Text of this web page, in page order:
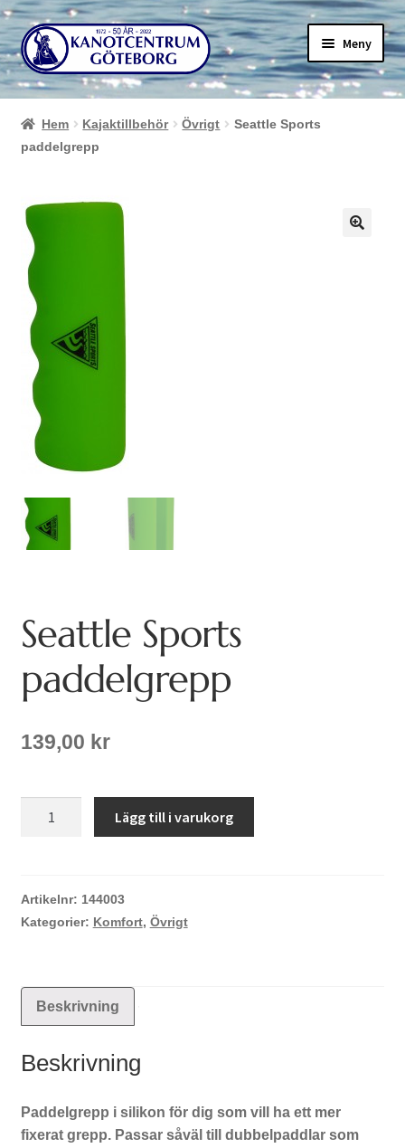
Hoppa
till
navigering
Hoppa
till
innehåll
Meny
Hem Kajaktillbehör Övrigt
Seattle Sports
paddelgrepp
Seattle Sports
paddelgrepp
139,00 kr
Lägg till i varukorg
Artikelnr: 144003
Kategorier: Komfort, Övrigt
Beskrivning
Beskrivning
Paddelgrepp i silikon för dig som vill ha ett mer
fixerat grepp. Passar såväl till dubbelpaddlar som